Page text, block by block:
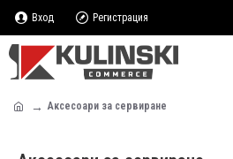
Вход Регистрация
Аксесоари за сервиране